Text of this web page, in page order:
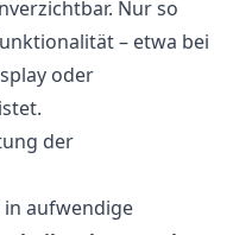
Nur so
– etwa bei
oder
der
in aufwendige